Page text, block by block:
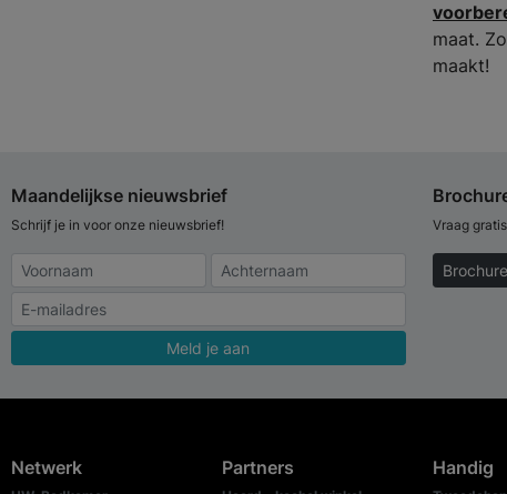
maat.
maakt!
Maandelijkse nieuwsbrief
Schrijf je in voor onze nieuwsbrief!
Meld je aan
Vraag
Netwerk Partners Handig